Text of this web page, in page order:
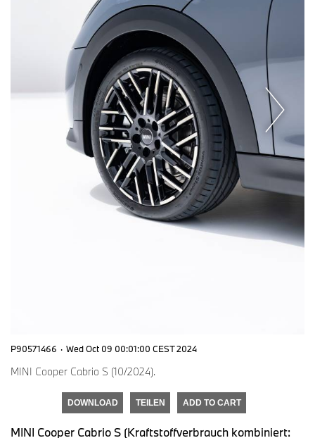
P90571466 · Wed Oct 09 00:01:00 CEST 2024
MINI Cooper Cabrio S (10/2024).
DOWNLOAD TEILEN ADD TO CART
MINI Cooper Cabrio S (Kraftstoffverbrauch kombiniert: